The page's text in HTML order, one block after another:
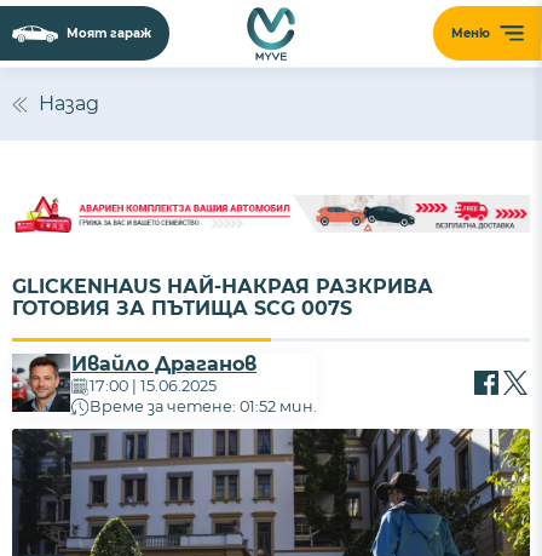
Меню
Моят гараж
Назад
GLICKENHAUS НАЙ-НАКРАЯ РАЗКРИВА
ГОТОВИЯ ЗА ПЪТИЩА SCG 007S
Ивайло Драганов
17:00 | 15.06.2025
Време за четене: 01:52 мин.